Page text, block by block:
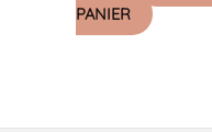
PANIER